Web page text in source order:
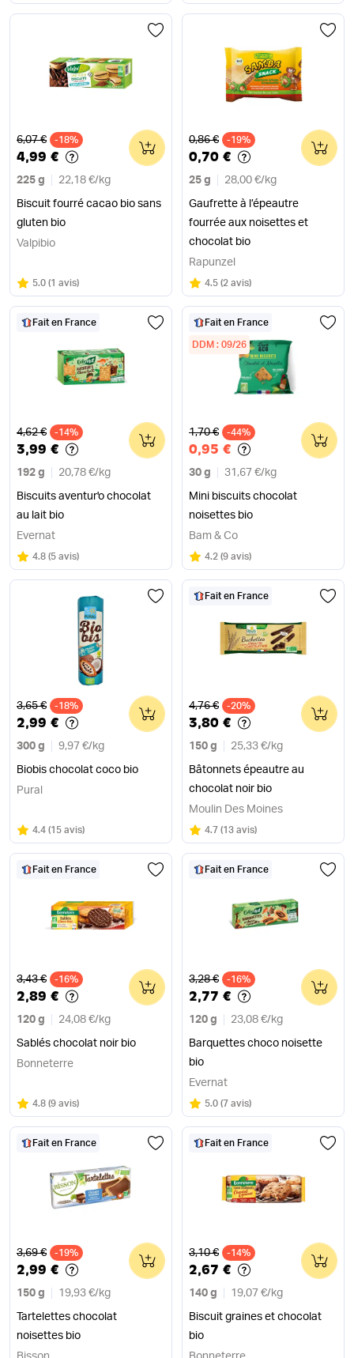
Ancien prix
6,07 € -18%
4,99 €
225 g 22,18 €/ kg
Biscuit fourré cacao bio sans
gluten bio
0
Valpibio
Note
5.0 sur 5
(1 avis)
Ancien prix
0,86 € -19%
0,70 €
25 g 28,00 €/ kg
Gaufrette à l’épeautre
fourrée aux noisettes et
chocolat bio
0
Rapunzel
Note
4.5 sur 5
(2 avis)
Fait en France
Ancien prix
4,62 € -14%
3,99 €
192 g 20,78 €/ kg
Biscuits aventur'o chocolat
au lait bio
0
Evernat
Note
4.8 sur 5
(5 avis)
Fait en France
DDM : 09/26
Ancien prix
1,70 € -44%
0,95 €
30 g 31,67 €/ kg
Mini biscuits chocolat
noisettes bio
0
Bam & Co
Note
4.2 sur 5
(9 avis)
Ancien prix
3,65 € -18%
2,99 €
300 g 9,97 €/ kg
Biobis chocolat coco bio
0
Pural
Note
4.4 sur 5
(15 avis)
Fait en France
Ancien prix
4,76 € -20%
3,80 €
150 g 25,33 €/ kg
Bâtonnets épeautre au
chocolat noir bio
0
Moulin Des Moines
Note
4.7 sur 5
(13 avis)
Fait en France
Ancien prix
3,43 € -16%
2,89 €
120 g 24,08 €/ kg
Sablés chocolat noir bio
0
Bonneterre
Note
4.8 sur 5
(9 avis)
Fait en France
Ancien prix
3,28 € -16%
2,77 €
120 g 23,08 €/ kg
Barquettes choco noisette
bio
0
Evernat
Note
5.0 sur 5
(7 avis)
Fait en France
Ancien prix
3,69 € -19%
2,99 €
150 g 19,93 €/ kg
Tartelettes chocolat
noisettes bio
0
Fait en France
Ancien prix
3,10 € -14%
2,67 €
140 g 19,07 €/ kg
Biscuit graines et chocolat
bio
0